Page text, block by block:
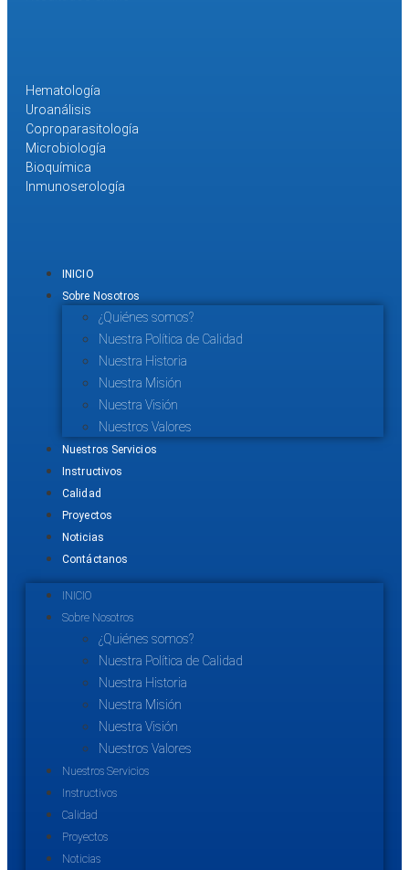
Hematología
Uroanálisis
Coproparasitología
Microbiología
Bioquímica
Inmunoserología
INICIO
Sobre Nosotros
¿Quiénes somos?
Nuestra Política de Calidad
Nuestra Historia
Nuestra Misión
Nuestra Visión
Nuestros Valores
Nuestros Servicios
Instructivos
Calidad
Proyectos
Noticias
Contáctanos
INICIO
Sobre Nosotros
¿Quiénes somos?
Nuestra Política de Calidad
Nuestra Historia
Nuestra Misión
Nuestra Visión
Nuestros Valores
Nuestros Servicios
Instructivos
Calidad
Proyectos
Noticias